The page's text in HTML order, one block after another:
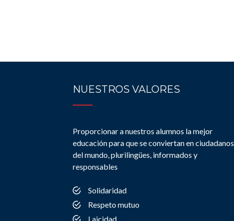
NUESTROS VALORES
Proporcionar a nuestros alumnos la mejor
educación para que se conviertan en ciudadanos
del mundo, plurilingües, informados y
responsables
Solidaridad
Respeto mutuo
Laicidad